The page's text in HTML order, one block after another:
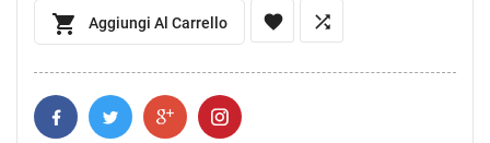
 Aggiungi Al Carrello  